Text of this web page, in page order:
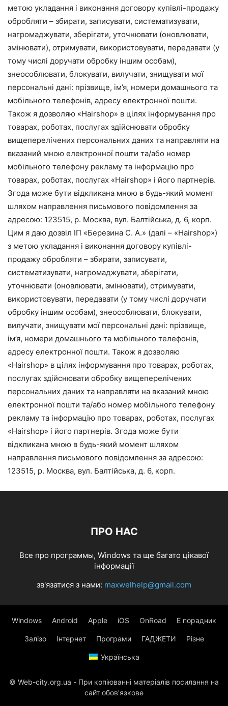
метою укладання і виконання договору купівлі-продажу
обробляти – збирати, записувати, систематизувати,
нагромаджувати, зберігати, уточнювати (оновлювати,
змінювати), отримувати, використовувати, передавати (у
тому числі доручати обробку іншим особам),
знеособлювати, блокувати, вилучати, знищувати мої
персональні дані: прізвище, ім’я, номери домашнього та
мобільного телефонів, адресу електронної пошти.
Також я дозволяю «Hairshop» в цілях інформування про
товарах, роботах, послугах здійснювати обробку
вищеперелічених персональних даних та направляти на
вказаний мною електронної пошти та/або номер
мобільного телефону рекламу та інформацію про
товарах, роботах, послугах «Hairshop» і його партнерів.
Згода може бути відкликана мною в будь-який момент
шляхом направлення письмового повідомлення за
адресою: 123515, р. Москва, вул. Балтійська, д. 6, корп.
Цим я даю дозвіл ІП «Березина С. А.» (далі – «Hairshop»)
з метою укладання і виконання договору купівлі-
продажу обробляти – збирати, записувати,
систематизувати, нагромаджувати, зберігати,
уточнювати (оновлювати, змінювати), отримувати,
використовувати, передавати (у тому числі доручати
обробку іншим особам), знеособлювати, блокувати,
вилучати, знищувати мої персональні дані: прізвище,
ім’я, номери домашнього та мобільного телефонів,
адресу електронної пошти. Також я дозволяю
«Hairshop» в цілях інформування про товарах, роботах,
послугах здійснювати обробку вищеперелічених
персональних даних та направляти на вказаний мною
електронної пошти та/або номер мобільного телефону
рекламу та інформацію про товарах, роботах, послугах
«Hairshop» і його партнерів. Згода може бути
відкликана мною в будь-який момент шляхом
направлення письмового повідомлення за адресою:
123515, р. Москва, вул. Балтійська, д. 6, корп.
ПРО НАС
Все про программы, Windows та ще багато цікавої
інформації
зв'язатися з нами: maxwelhelp@gmail.com
Windows Android Apple iOS OnRoad Е порадник
Залізо Інтернет Програми ГАДЖЕТИ Різне
Українська
© Web-city.org.ua - При копіюванні матеріалів посилання на
сайт обов'язкове